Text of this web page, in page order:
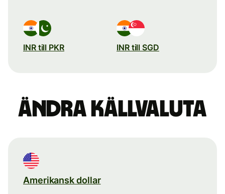
INR till PKR INR till SGD
Ändra källvaluta
Amerikansk dollar